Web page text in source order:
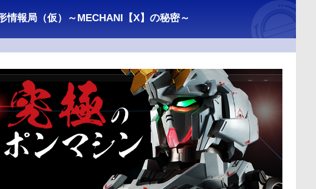
情報局（仮）～MECHANI【X】の秘密～